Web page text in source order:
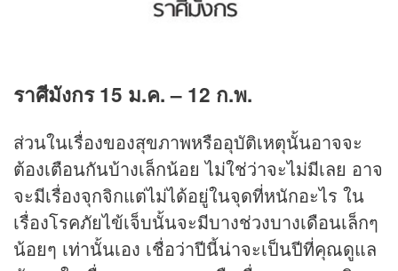
ราศีมังกร15 ม.ค. – 12 ก.พ.
ส่วนในเรื่องของสุขภาพหรืออุบัติเหตุนั้นอาจจะ
ต้องเตือนกันบ้างเล็กน้อย ไม่ใช่ว่าจะไม่มีเลย อาจ
จะมีเรื่องจุกจิกแต่ไม่ได้อยู่ในจุดที่หนักอะไร ใน
เรื่องโรคภัยไข้เจ็บนั้นจะมีบางช่วงบางเดือนเล็กๆ
น้อยๆ เท่านั้นเอง เชื่อว่าปีนี้น่าจะเป็นปีที่คุณดูแล